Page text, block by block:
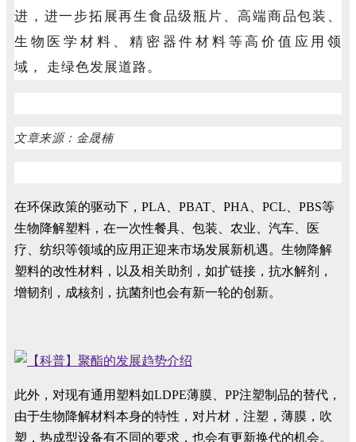
进，进一步拓展再生食品级瓶片、高端商品包装、
生物医学材料、精密器件材料等高价值应用领
域， 走绿色发展道路。
文章来源：金晟楠
在环保政策的驱动下，PLA、PBAT、PHA、PCL、PBS等
生物降解塑料，在一次性餐具、包装、农业、汽车、医
疗、纺织等领域的应用正迎来市场发展新机遇。生物降解
塑料的改性材料，以及相关助剂，如扩链接，抗水解剂，
增韧剂，成核剂，抗菌剂也会有新一轮的创新。
此外，对现有通用塑料如LDPE薄膜、PP注塑制品的替代，
由于生物降解材料本身的特性，对片材，注塑，薄膜，吹
塑，热成型设备有不同的要求，也会有更新换代的机会。